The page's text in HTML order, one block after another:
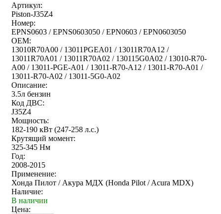
Артикул:
Piston-J35Z4
Номер:
EPNS0603 / EPNS0603050 / EPN0603 / EPN0603050
OEM:
13010R70A00 / 13011PGEA01 / 13011R70A12 /
13011R70A01 / 13011R70A02 / 130115G0A02 / 13010-R70-
A00 / 13011-PGE-A01 / 13011-R70-A12 / 13011-R70-A01 /
13011-R70-A02 / 13011-5G0-A02
Описание:
3.5л бензин
Код ДВС:
J35Z4
Мощность:
182-190 кВт (247-258 л.с.)
Крутящий момент:
325-345 Нм
Год:
2008-2015
Применение:
Хонда Пилот / Акура МДХ (Honda Pilot / Acura MDX)
Наличие:
В наличии
Цена: